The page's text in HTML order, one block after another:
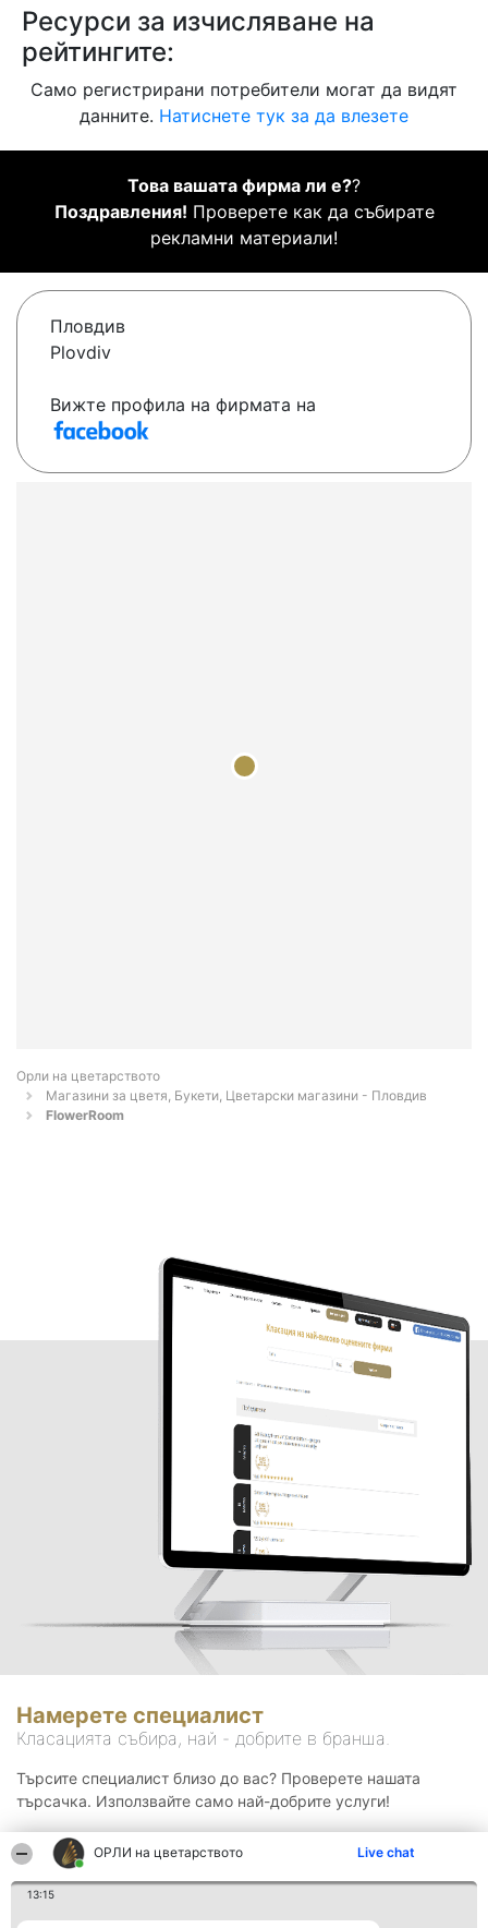
ОРЛИ на цветарството Live chat
13:15
Ресурси за изчисляване на
рейтингите:
Само регистрирани потребители могат да видят
данните. Натиснете тук за да влезете
Това вашата фирма ли е??
Поздравления! Проверете как да събирате
рекламни материали!
Пловдив
Plovdiv
Вижте профила на фирмата на
Орли на цветарството
Магазини за цветя, Букети, Цветарски магазини - Пловдив
FlowerRoom
Намерете специалист
Класацията събира, най - добрите в бранша.
Търсите специалист близо до вас? Проверете нашата
търсачка. Използвайте само най-добрите услуги!